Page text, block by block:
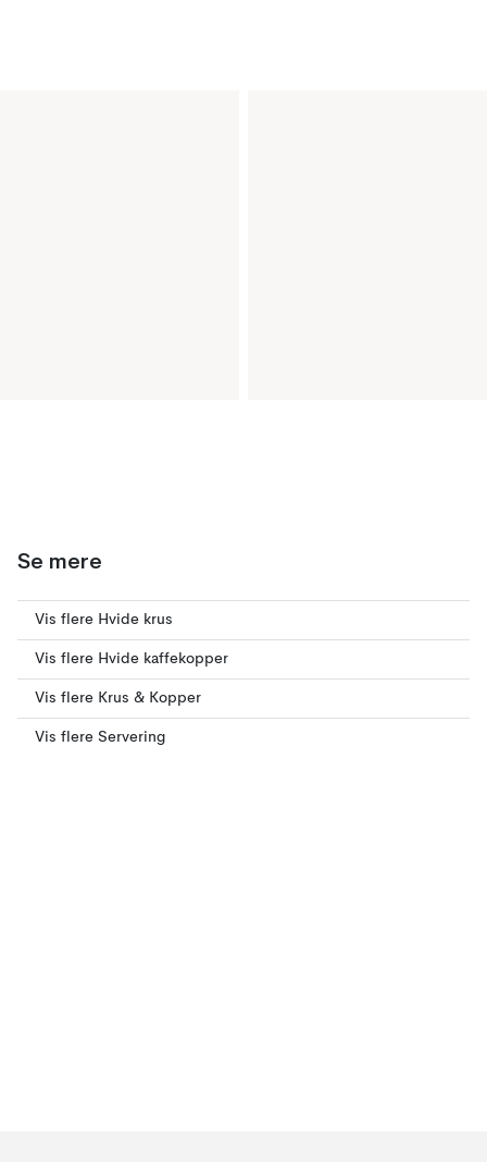
Se mere
Vis flere Hvide krus
Vis flere Hvide kaffekopper
Vis flere Krus & Kopper
Vis flere Servering